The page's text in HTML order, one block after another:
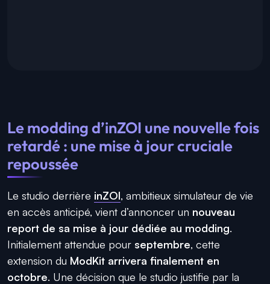
Le modding d’inZOI une nouvelle fois
retardé : une mise à jour cruciale
repoussée
Le studio derrière inZOI, ambitieux simulateur de vie
en accès anticipé, vient d’annoncer un nouveau
report de sa mise à jour dédiée au modding.
Initialement attendue pour septembre, cette
extension du ModKit arrivera finalement en
octobre. Une décision que le studio justifie par la